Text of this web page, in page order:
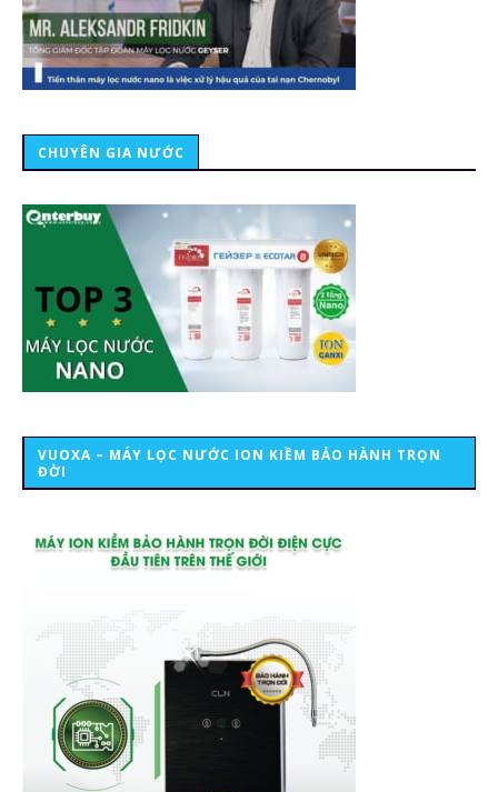
CHUYÊN GIA NƯỚC
VUOXA – MÁY LỌC NƯỚC ION KIỀM BẢO HÀNH TRỌN
ĐỜI